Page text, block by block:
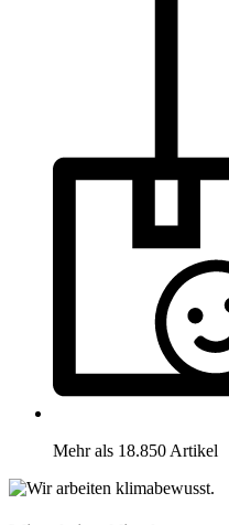
Mehr als 18.850 Artikel